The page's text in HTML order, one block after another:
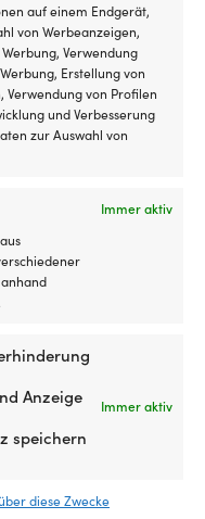
auf einem Endgerät,
von Werbeanzeigen,
Verwendung
Erstellung von
Verwendung von Profilen
und Verbesserung
zur Auswahl von
Immer aktiv
Anzeige
speichern
Immer aktiv
diese Zwecke
für ältere
Hydrodrive
Kit Suzuki
€
inkl.
Dometic